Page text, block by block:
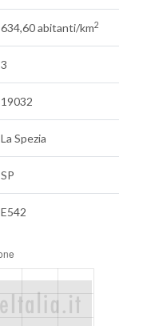
634,60 abitanti/km2
3
19032
La Spezia
SP
E542